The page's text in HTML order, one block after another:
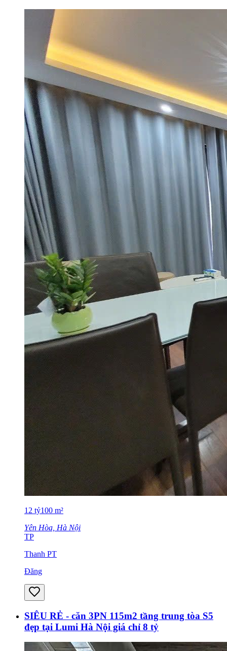
12 tỷ100 m²
Yên Hòa, Hà Nội
TP
Thanh PT
Đăng
SIÊU RẺ - căn 3PN 115m2 tầng trung tòa S5
đẹp tại Lumi Hà Nội giá chỉ 8 tỷ